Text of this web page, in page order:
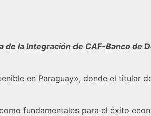
de la Integración de CAF-Banco de
en Paraguay», donde el titular
fundamentales para el éxito